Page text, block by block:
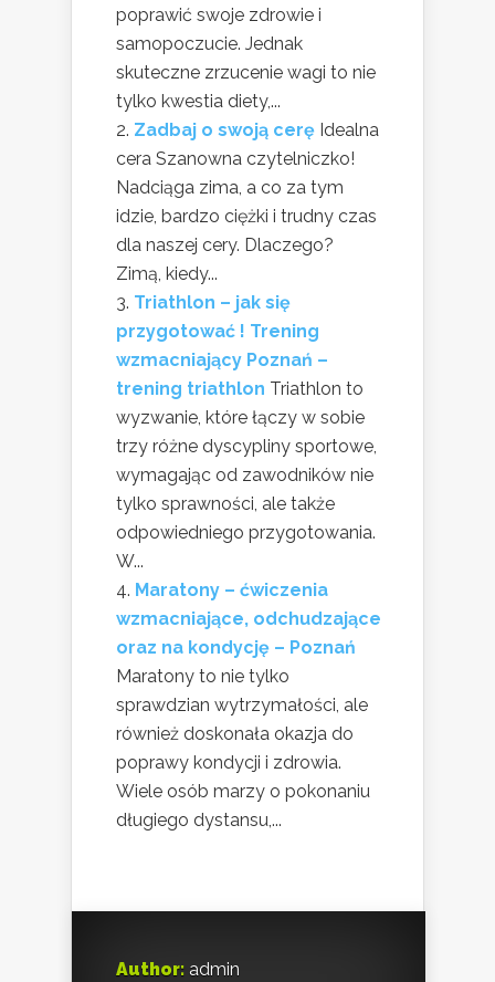
poprawić swoje zdrowie i
samopoczucie. Jednak
skuteczne zrzucenie wagi to nie
tylko kwestia diety,...
Zadbaj o swoją cerę Idealna
cera Szanowna czytelniczko!
Nadciąga zima, a co za tym
idzie, bardzo ciężki i trudny czas
dla naszej cery. Dlaczego?
Zimą, kiedy...
Triathlon – jak się
przygotować ! Trening
wzmacniający Poznań –
trening triathlon Triathlon to
wyzwanie, które łączy w sobie
trzy różne dyscypliny sportowe,
wymagając od zawodników nie
tylko sprawności, ale także
odpowiedniego przygotowania.
W...
Maratony – ćwiczenia
wzmacniające, odchudzające
oraz na kondycję – Poznań
Maratony to nie tylko
sprawdzian wytrzymałości, ale
również doskonała okazja do
poprawy kondycji i zdrowia.
Wiele osób marzy o pokonaniu
długiego dystansu,...
Author: admin